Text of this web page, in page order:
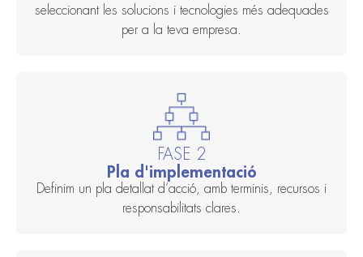
seleccionant les solucions i tecnologies més adequades
per a la teva empresa.
FASE 2
Pla d'implementació
Definim un pla detallat d’acció, amb terminis, recursos i
responsabilitats clares.